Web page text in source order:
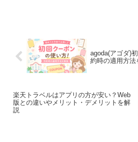
agoda(アゴダ)
約時の適用方法
楽天トラベルはアプリの方が安い？Web
版との違いやメリット・デメリットを解
説